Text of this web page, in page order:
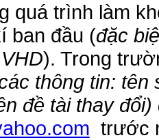
trình làm
ban đầu (đặc
). Trong
thông tin:
đề tài thay đổi)
trước